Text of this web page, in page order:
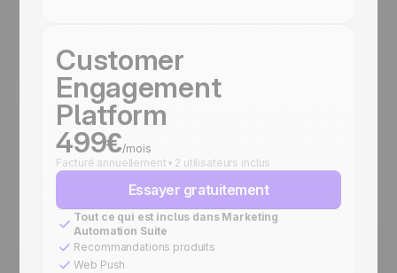
Customer
Engagement
Platform
499€/mois
Facturé annuellement • 2 utilisateurs inclus
Essayer gratuitement
Tout ce qui est inclus dans Marketing
Automation Suite
Recommandations produits
Web Push